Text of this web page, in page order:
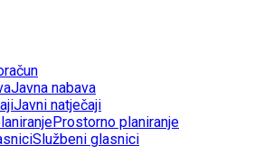
Javna nabava
Javni natječaji
Prostorno planiranje
Službeni glasnici